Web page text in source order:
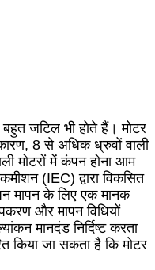
जटिल भी होते हैं। मोटर
8 से अधिक ध्रुवों वाली
मोटरों में कंपन होना आम
(IEC) द्वारा विकसित
मापन के लिए एक मानक
और मापन विधियों
मानदंड निर्दिष्ट करता
किया जा सकता है कि मोटर